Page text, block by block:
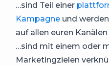
…sind Teil einer
Kampagne und
auf allen euren
…sind mit einem oder
Marketingzielen